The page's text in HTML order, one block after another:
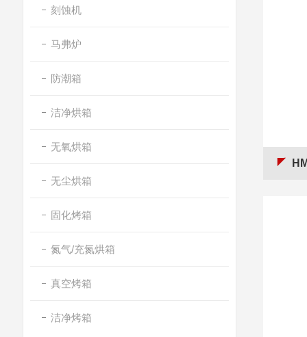
刻蚀机
马弗炉
防潮箱
洁净烘箱
无氧烘箱
无尘烘箱
固化烤箱
氮气/充氮烘箱
真空烤箱
洁净烤箱